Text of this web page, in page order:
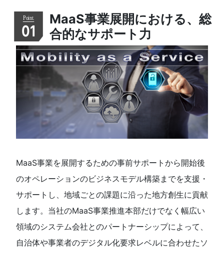
01
MaaS事業展開における、総
合的なサポート力
MaaS事業を展開するための事前サポートから開始後
のオペレーションのビジネスモデル構築までを支援・
サポートし、地域ごとの課題に沿った地方創生に貢献
します。当社のMaaS事業推進本部だけでなく幅広い
領域のシステム会社とのパートナーシップによって、
自治体や事業者のデジタル化要求レベルに合わせたソ